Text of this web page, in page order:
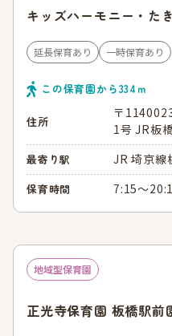
キッズハーモニー・た
延長保育あり 一時保育あり
この保育園から334 ｍ
住所
〒
1号 JR板
最寄り駅 JR 埼京線
保育時間 7:15～
地域型保育園
正光寺保育園 板橋駅前